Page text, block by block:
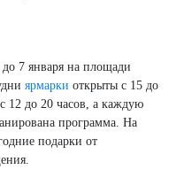
7 января на площади
ярмарки открыты с 15 до
12 до 20 часов, а каждую
программа. На
подарки от